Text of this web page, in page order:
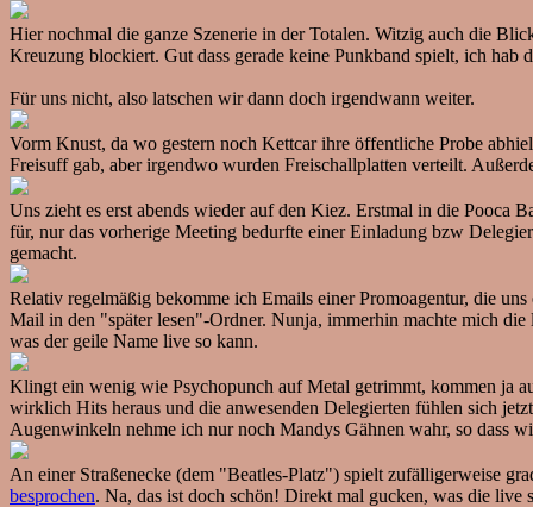
Hier nochmal die ganze Szenerie in der Totalen. Witzig auch die
Kreuzung blockiert. Gut dass gerade keine Punkband spielt, ich hab
Für uns nicht, also latschen wir dann doch irgendwann weiter.
Vorm Knust, da wo gestern noch Kettcar ihre öffentliche Probe
Freisuff gab, aber irgendwo wurden Freischallplatten verteilt.
Uns zieht es erst abends wieder auf den Kiez. Erstmal in die Pooca
für, nur das vorherige Meeting bedurfte einer Einladung bzw
gemacht.
Relativ regelmäßig bekomme ich Emails einer Promoagentur, die
Mail in den "später lesen"-Ordner. Nunja, immerhin machte mich
was der geile Name live so kann.
Klingt ein wenig wie Psychopunch auf Metal getrimmt, kommen ja
wirklich Hits heraus und die anwesenden Delegierten fühlen sich
Augenwinkeln nehme ich nur noch Mandys Gähnen wahr, so dass
An einer Straßenecke (dem "Beatles-Platz") spielt zufälligerweise
besprochen. Na, das ist doch schön! Direkt mal gucken, was die live